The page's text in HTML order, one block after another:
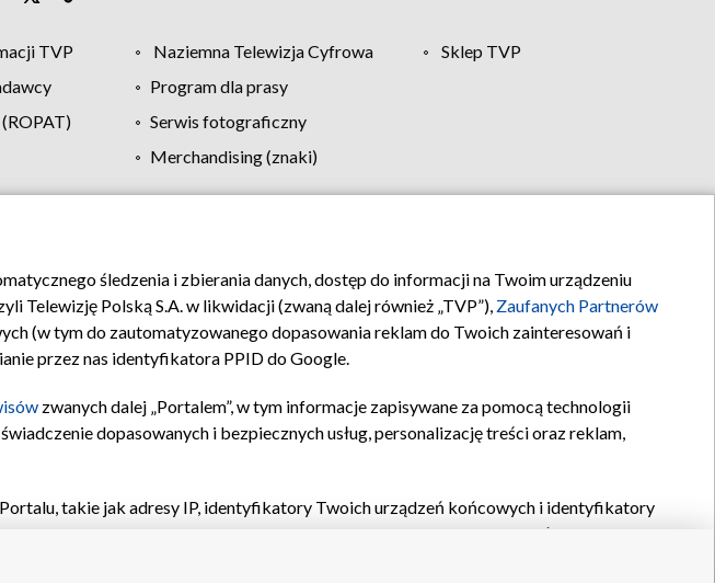
TVP Naziemna Telewizja Cyfrowa
Sklep TVP
Program dla prasy
Serwis fotograficzny
Merchandising (znaki)
Pomoc Biuro reklamy Kontakt
śledzenia i zbierania danych, dostęp do informacji na Twoim urządzeniu
Telewizję Polską S.A. w likwidacji (zwaną dalej również „TVP”), Zaufanych Partnerów
(w tym do zautomatyzowanego dopasowania reklam do Twoich zainteresowań i
przez nas identyfikatora PPID do Google.
zwanych dalej „Portalem”, w tym informacje zapisywane za pomocą technologii
dopasowanych i bezpiecznych usług, personalizację treści oraz reklam,
takie jak adresy IP, identyfikatory Twoich urządzeń końcowych i identyfikatory
oraz pozostałych
lub dostęp do nich, wyboru podstawowych reklam, wyboru spersonalizowanych